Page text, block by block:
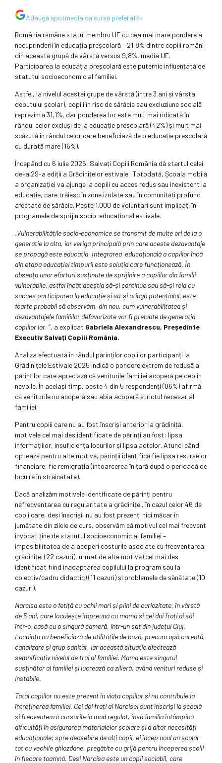
Adaugă spotmedia ca sursă preferată›
România rămâne statul membru UE cu cea mai mare pondere a
necuprinderii în educația preșcolară – 21,8% dintre copiii români
din această grupă de vârstă versus 9,8%, media UE.
Participarea la educația preșcolară este puternic influențată de
statutul socioeconomic al familiei.
Astfel, la nivelul acestei grupe de vârstă (între 3 ani și vârsta
debutului școlar), copiii în risc de sărăcie sau excluziune socială
reprezintă 31,1%, dar ponderea lor este mult mai ridicată în
rândul celor excluși de la educație preșcolară (42%) și mult mai
scăzută în rândul celor care beneficiază de o educație preșcolară
cu durată mare (16%).
Începând cu 6 iulie 2026, Salvați Copiii România dă startul celei
de-a 29-a ediții a Grădinițelor estivale. Totodată, Școala mobilă
a organizației va ajunge la copiii cu acces redus sau inexistent la
educație, care trăiesc în zone izolate sau în comunități profund
afectate de sărăcie. Peste 1.000 de voluntari sunt implicați în
programele de sprijin socio-educațional estivale.
„Vulnerabilitățile socio-economice se transmit de multe ori de la o
generație la alta, iar veriga principală prin care aceste dezavantaje
se propagă este educația. Integrarea educațională a copiilor încă
din etapa educației timpurii este soluția care funcționează. În
absența unor eforturi susținute de sprijinire a copiilor din familii
vulnerabile, astfel încât aceștia să-și continue sau să-și reia cu
succes participarea la educație și să-și atingă potențialul, este
foarte probabil să observăm, din nou, cum vulnerabilitatea și
dezavantajele familiilor defavorizate vor fi preluate de generația
copiilor lor. ”, a explicat Gabriela Alexandrescu, Președinte
Executiv Salvați Copiii România.
Analiza efectuată în rândul părinților copiilor participanți la
Grădinițele Estivale 2025 indică o pondere extrem de redusă a
părinților care apreciază că veniturile familiei acoperă pe deplin
nevoile. În același timp, peste 4 din 5 respondenți (86%) afirmă
că veniturile nu acoperă sau abia acoperă strictul necesar al
familiei.
Pentru copiii care nu au fost înscriși anterior la grădiniță,
motivele cel mai des identificate de părinți au fost: lipsa
informațiilor, insuficiența locurilor și lipsa actelor. Atunci când
optează pentru alte motive, părinții identifică fie lipsa resurselor
financiare, fie remigrația (întoarcerea în țară după o perioadă de
locuire în străinătate).
Dacă analizăm motivele identificate de părinți pentru
nefrecventarea cu regularitate a grădiniței, în cazul celor 46 de
copii care, deși înscriși, nu au fost prezenți nici măcar în
jumătate din zilele de curs, observăm că motivul cel mai frecvent
invocat ține de statutul socioeconomic al familiei –
imposibilitatea de a acoperi costurile asociate cu frecventarea
grădiniței (22 cazuri), urmat de alte motive (cel mai des
identificat fiind inadaptarea copilului la program sau la
colectiv/cadru didactic) (11 cazuri) și problemele de sănătate (10
cazuri).
Narcisa este o fetiță cu ochii mari și plini de curiozitate, în vârstă
de 5 ani, care locuiește împreună cu mama și cei doi frați ai săi
într-o casă cu o singură cameră, într-un sat din județul Cluj.
Locuința nu beneficiază de utilitățile de bază, precum apă curentă,
canalizare și grup sanitar, iar această situație afectează
semnificativ nivelul de trai al familiei. Mama este singurul
susținător al familiei și lucrează ca zilieră, având venituri reduse și
instabile.
Tatăl copiilor nu este prezent în viața copiilor și nu contribuie la
întreținerea familiei. Cei doi frați ai Narcisei sunt înscriși la școală
și frecventează cursurile în mod regulat, însă familia întâmpină
dificultăți în asigurarea materialelor școlare și a altor necesități
educaționale; spre deosebire de alți copii, ei încep noul an școlar
tot cu vechile ghiozdane, pregătite cu grijă pentru începerea școlii
în fiecare toamnă. Deși Narcisa este un copil sociabil, care